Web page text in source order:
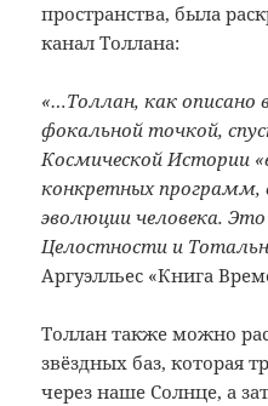
пространства, была
канал Толлана:
«…Толлан, как
фокальной точкой,
Космической Истории
конкретных программ,
эволюции человека.
Целостности и
Аргуэлльес «Книга
Толлан также можно
звёздных баз, которая
через наше Солнце, а